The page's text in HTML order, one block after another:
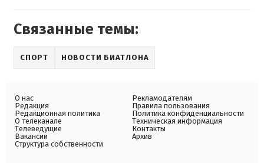
Связанные темы:
СПОРТ НОВОСТИ БИАТЛОНА
О нас
Редакция
Редакционная политика
О телеканале
Телеведущие
Вакансии
Структура собственности
Рекламодателям
Правила пользования
Политика конфиденциальности
Техническая информация
Контакты
Архив